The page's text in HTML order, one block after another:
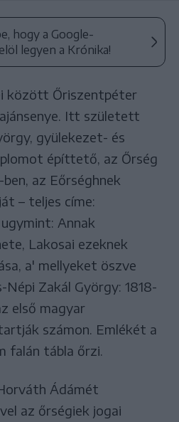
hogy a Google-
legyen a Krónika!
között Őriszentpéter
Itt született
gyülekezet- és
építtető, az Őrség
az Eőrséghnek
– teljes címe:
Annak
Lakosai ezeknek
a' mellyeket öszve
Zakál György: 1818-
első magyar
számon. Emlékét a
falán tábla őrzi.
Ádámét
az őrségiek jogai